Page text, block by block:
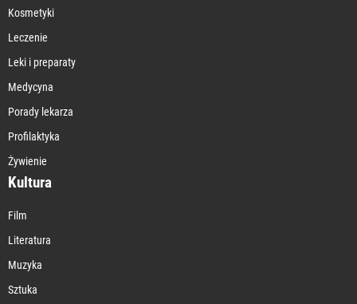
Kosmetyki
Leczenie
Leki i preparaty
Medycyna
Porady lekarza
Profilaktyka
Żywienie
Kultura
Film
Literatura
Muzyka
Sztuka